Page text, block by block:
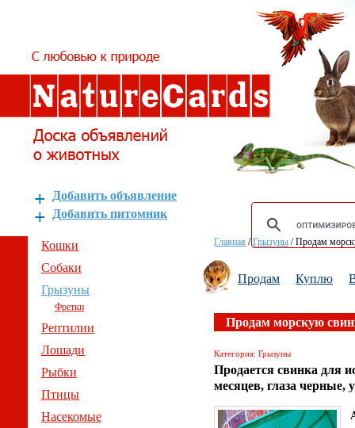
Добавить объявление
Добавить питомник
Кошки
Собаки
Грызуны
Фретки
Рептилии
Лошади
Рыбки
Птицы
Насекомые
Главная /Грызуны /Продам
Продам Куплю
Продам морскую
Категория: Грызуны
Продается свинка для
месяцев, глаза черные,